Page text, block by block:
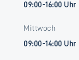
09:00-16:00 Uhr
Mittwoch
09:00-14:00 Uhr